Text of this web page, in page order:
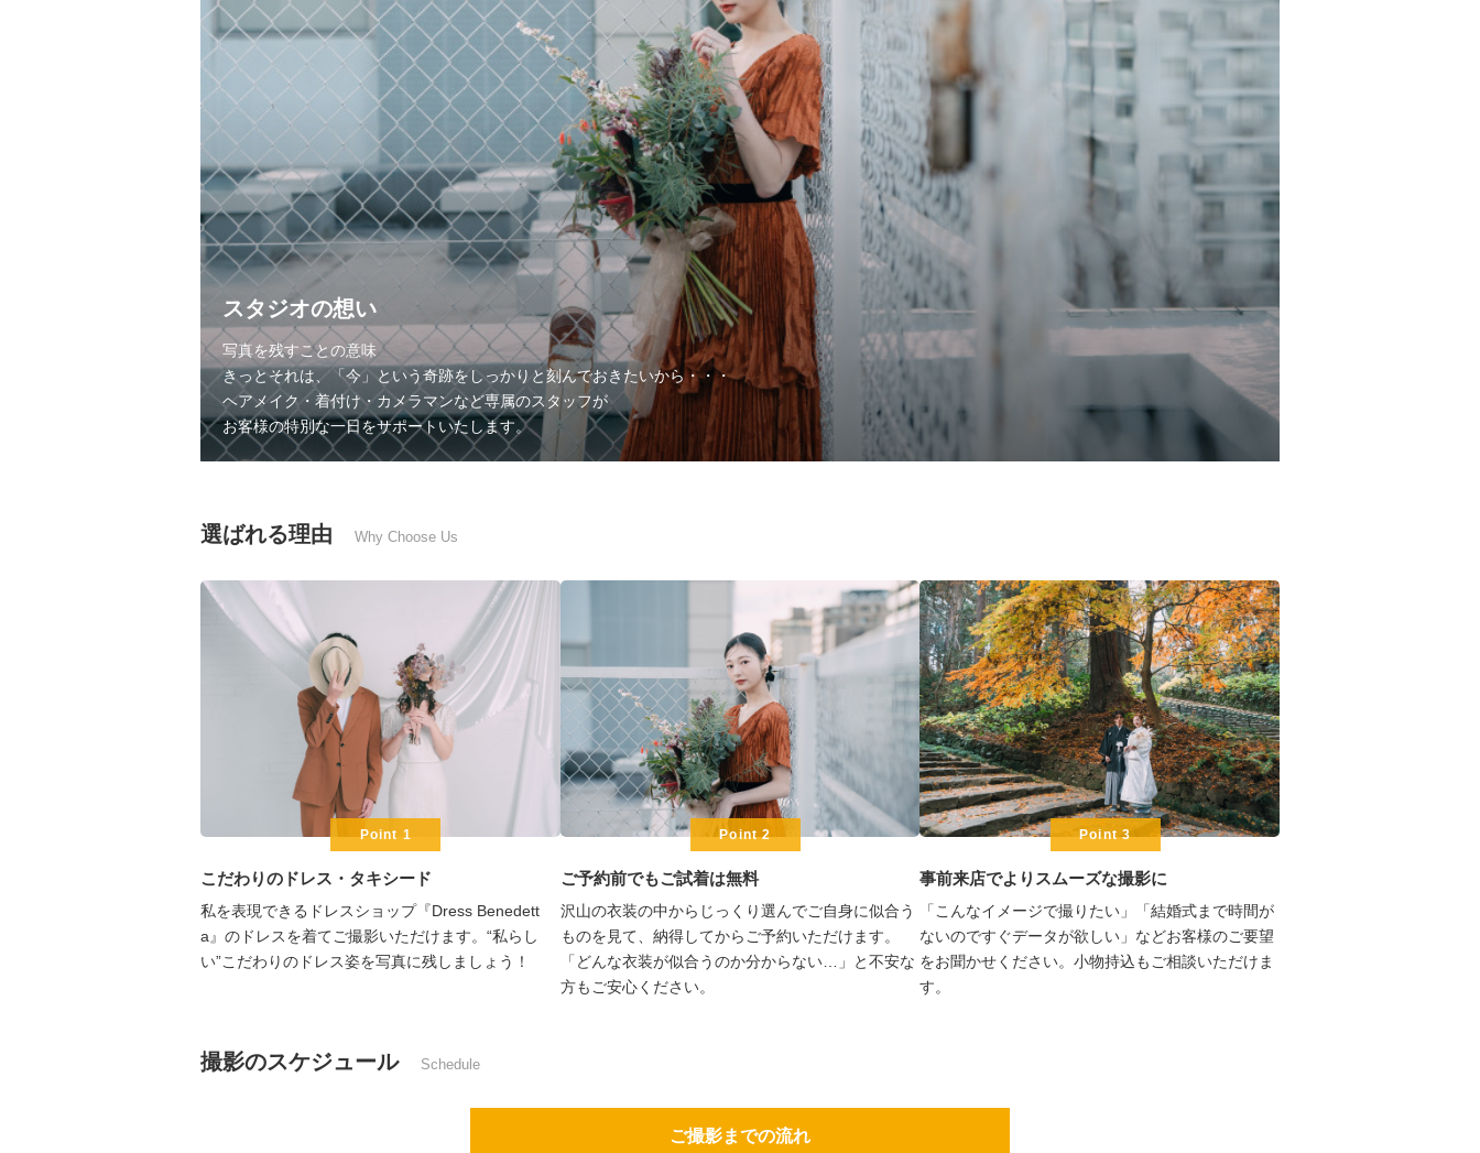
スタジオの想い
写真を残すことの意味
きっとそれは、「今」という奇跡をしっかりと刻んでおきたいから・・・
ヘアメイク・着付け・カメラマンなど専属のスタッフが
お客様の特別な一日をサポートいたします。
選ばれる理由 Why Choose Us
Point 1
こだわりのドレス・タキシード
私を表現できるドレスショップ『Dress Benedett
a』のドレスを着てご撮影いただけます。“私らし
い”こだわりのドレス姿を写真に残しましょう！
Point 2
ご予約前でもご試着は無料
沢山の衣装の中からじっくり選んでご自身に似合う
ものを見て、納得してからご予約いただけます。
「どんな衣装が似合うのか分からない…」と不安な
方もご安心ください。
Point 3
事前来店でよりスムーズな撮影に
「こんなイメージで撮りたい」「結婚式まで時間が
ないのですぐデータが欲しい」などお客様のご要望
をお聞かせください。小物持込もご相談いただけま
す。
撮影のスケジュール Schedule
ご撮影までの流れ